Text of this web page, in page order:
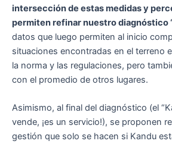
intersección de estas medidas y
permiten refinar nuestro diagnóstico
datos que luego permiten al inicio
situaciones encontradas en el terreno
la norma y las regulaciones, pero
con el promedio de otros lugares.
Asimismo, al final del diagnóstico (el
vende, ¡es un servicio!), se proponen
gestión que solo se hacen si Kandu